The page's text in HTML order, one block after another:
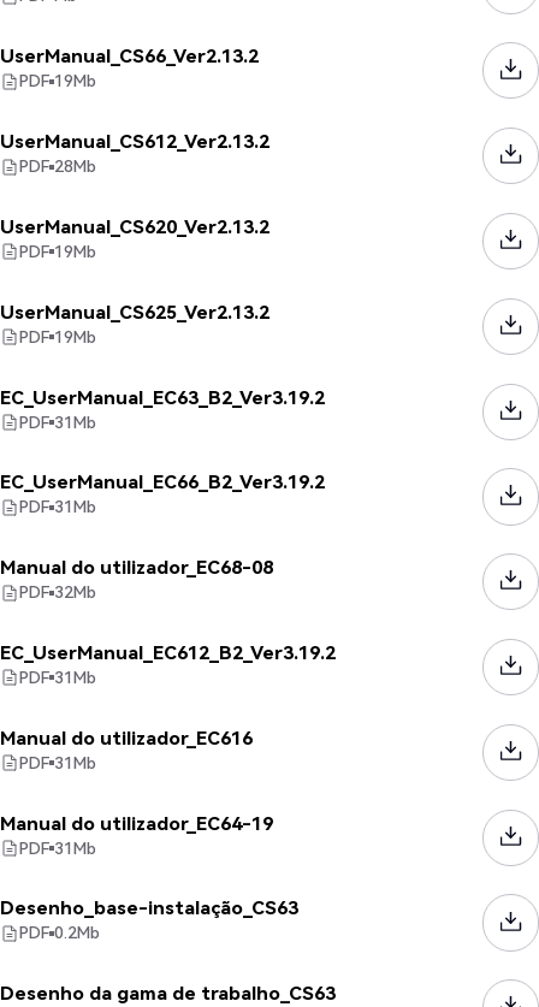
UserManual_CS66_Ver2.13.2
PDF 19Mb
UserManual_CS612_Ver2.13.2
PDF 28Mb
UserManual_CS620_Ver2.13.2
PDF 19Mb
UserManual_CS625_Ver2.13.2
PDF 19Mb
EC_UserManual_EC63_B2_Ver3.19.2
PDF 31Mb
EC_UserManual_EC66_B2_Ver3.19.2
PDF 31Mb
Manual do utilizador_EC68-08
PDF 32Mb
EC_UserManual_EC612_B2_Ver3.19.2
PDF 31Mb
Manual do utilizador_EC616
PDF 31Mb
Manual do utilizador_EC64-19
PDF 31Mb
Desenho_base-instalação_CS63
PDF 0.2Mb
Desenho da gama de trabalho_CS63